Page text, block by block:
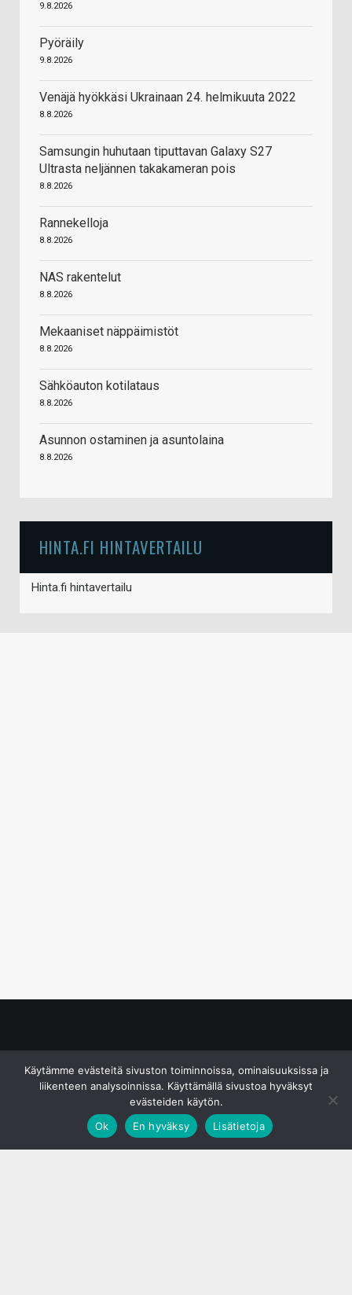
9.8.2026
Pyöräily
9.8.2026
Venäjä hyökkäsi Ukrainaan 24. helmikuuta 2022
8.8.2026
Samsungin huhutaan tiputtavan Galaxy S27
Ultrasta neljännen takakameran pois
8.8.2026
Rannekelloja
8.8.2026
NAS rakentelut
8.8.2026
Mekaaniset näppäimistöt
8.8.2026
Sähköauton kotilataus
8.8.2026
Asunnon ostaminen ja asuntolaina
8.8.2026
HINTA.FI HINTAVERTAILU
Hinta.fi hintavertailu
Käytämme evästeitä sivuston toiminnoissa, ominaisuuksissa ja
liikenteen analysoinnissa. Käyttämällä sivustoa hyväksyt
evästeiden käytön.
Ok
En hyväksy Lisätietoja